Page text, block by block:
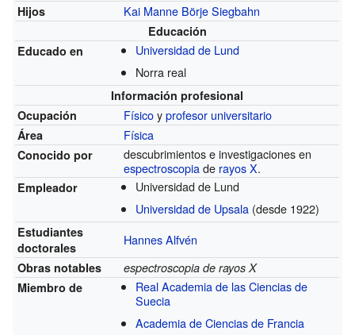
Hijos Kai Manne Börje Siegbahn
Educación
Educado en
Universidad de Lund
Norra real
Información profesional
Ocupación
Físicoyprofesor universitario
Área Física
Conocido por
descubrimientos e investigaciones en
espectroscopiade rayos X.
Empleador
Universidad de Lund
Universidad de Upsala (desde 1922)
Estudiantes
doctorales
Hannes Alfvén
Obras notables
espectroscopia de rayos X
Miembro de
Real Academia de las Ciencias de
Suecia
Academia de Ciencias de Francia